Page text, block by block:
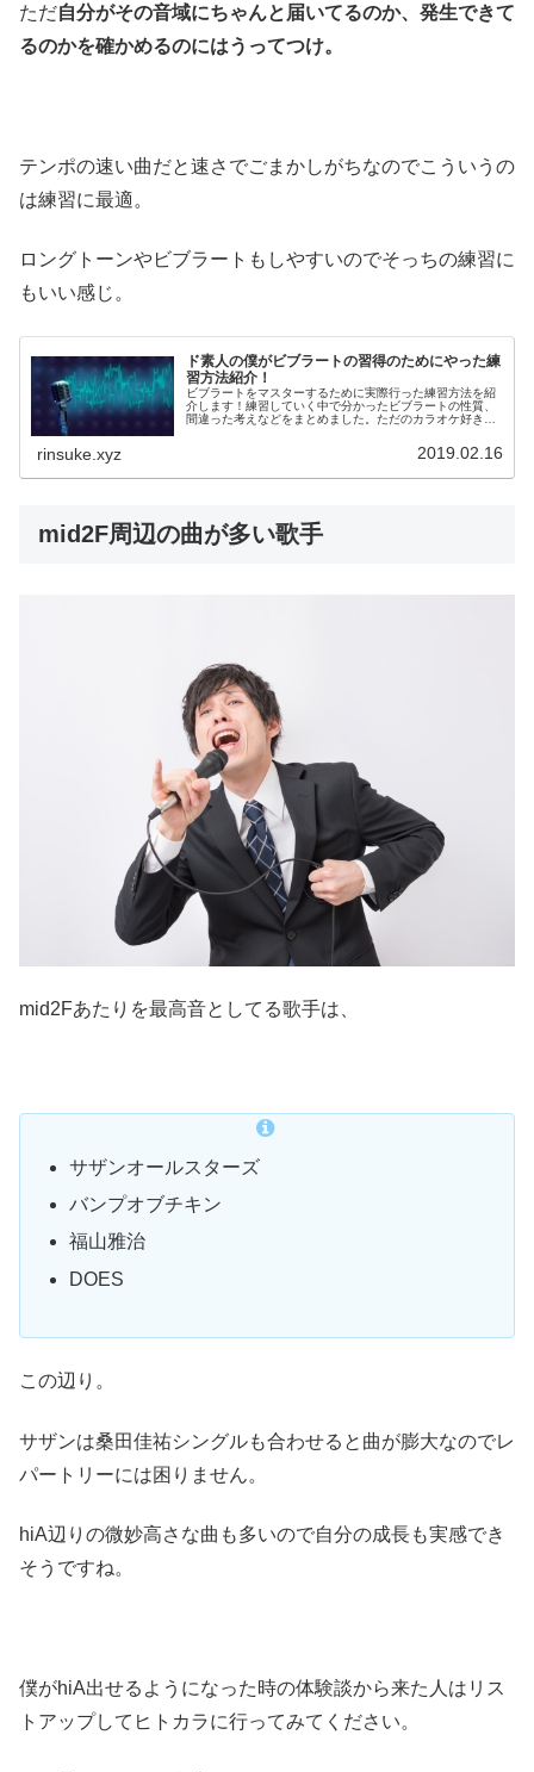
ただ自分がその音域にちゃんと届いてるのか、発生できて
るのかを確かめるのにはうってつけ。
テンポの速い曲だと速さでごまかしがちなのでこういうの
は練習に最適。
ロングトーンやビブラートもしやすいのでそっちの練習に
もいい感じ。
ド素人の僕がビブラートの習得のためにやった練
習方法紹介！
ビブラートをマスターするために実際行った練習方法を紹
介します！練習していく中で分かったビブラートの性質、
間違った考えなどをまとめました。ただのカラオケ好きの
rinsuke.xyz 2019.02.16
mid2F周辺の曲が多い歌手
mid2Fあたりを最高音としてる歌手は、
サザンオールスターズ
バンプオブチキン
福山雅治
DOES
この辺り。
サザンは桑田佳祐シングルも合わせると曲が膨大なのでレ
パートリーには困りません。
hiA辺りの微妙高さな曲も多いので自分の成長も実感でき
そうですね。
僕がhiA出せるようになった時の体験談から来た人はリス
トアップしてヒトカラに行ってみてください。